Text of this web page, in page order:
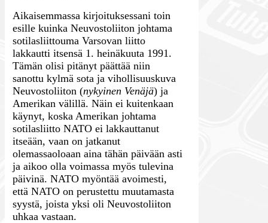
Aikaisemmassa kirjoituksessani toin
esille kuinka Neuvostoliiton johtama
sotilasliittouma Varsovan liitto
lakkautti itsensä 1. heinäkuuta 1991.
Tämän olisi pitänyt päättää niin
sanottu kylmä sota ja vihollisuuskuva
Neuvostoliiton (nykyinen Venäjä) ja
Amerikan välillä. Näin ei kuitenkaan
käynyt, koska Amerikan johtama
sotilasliitto NATO ei lakkauttanut
itseään, vaan on jatkanut
olemassaoloaan aina tähän päivään asti
ja aikoo olla voimassa myös tulevina
päivinä. NATO myöntää avoimesti,
että NATO on perustettu muutamasta
syystä, joista yksi oli Neuvostoliiton
uhkaa vastaan.